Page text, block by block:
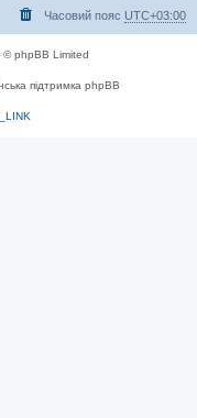
Часовий пояс UTC+03:00
© phpBB Limited
підтримка phpBB